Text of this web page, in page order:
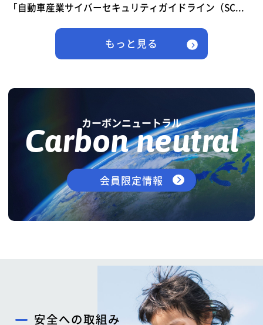
「自動車産業サイバーセキュリティガイドライン（SC...
もっと見る
カーボンニュートラル
Carbon neutral
会員限定情報
安全への取組み